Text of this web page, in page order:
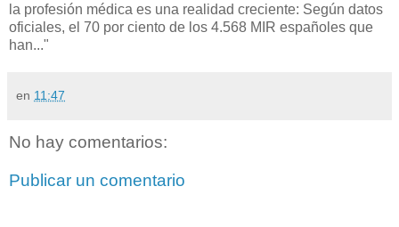
la profesión médica es una realidad creciente: Según datos
oficiales, el 70 por ciento de los 4.568 MIR españoles que
han..."
en 11:47
No hay comentarios:
Publicar un comentario